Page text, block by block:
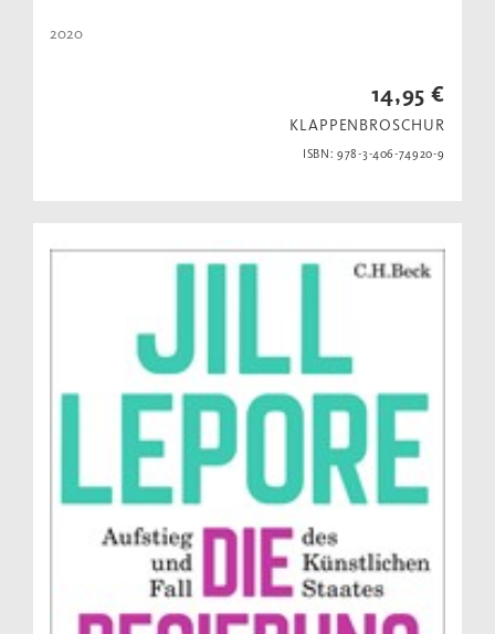
2020
14,95 €
KLAPPENBROSCHUR
ISBN: 978-3-406-74920-9